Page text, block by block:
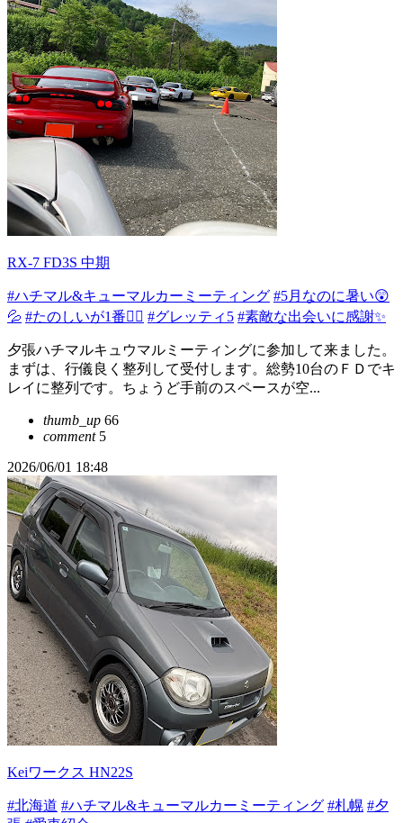
RX-7 FD3S 中期
#ハチマル&キューマルカーミーティング #5月なのに暑い😲
💦 #たのしいが1番👍🏻 #グレッティ5 #素敵な出会いに感謝✨
夕張ハチマルキュウマルミーティングに参加して来ました。
まずは、行儀良く整列して受付します。総勢10台のＦＤでキ
レイに整列です。ちょうど手前のスペースが空...
thumb_up 66
comment5
2026/06/01 18:48
Keiワークス HN22S
#北海道 #ハチマル&キューマルカーミーティング #札幌 #夕